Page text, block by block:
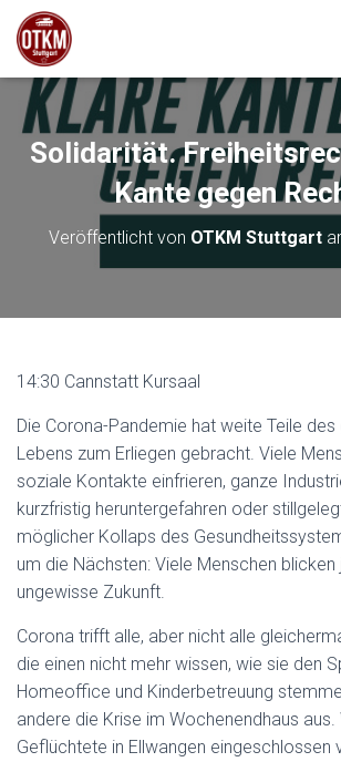
Solidarität.
Kante gegen
Veröffentlicht von OTKM Stuttgart
14:30 Cannstatt Kursaal
Die Corona-Pandemie hat weite Teile
Lebens zum Erliegen gebracht. Viele
soziale Kontakte einfrieren, ganze
kurzfristig heruntergefahren oder
möglicher Kollaps des
um die Nächsten: Viele Menschen blicken
ungewisse Zukunft.
Corona trifft alle, aber nicht alle
die einen nicht mehr wissen, wie sie den
Homeoffice und Kinderbetreuung
andere die Krise im Wochenendhaus aus.
Geflüchtete in Ellwangen eingeschlossen